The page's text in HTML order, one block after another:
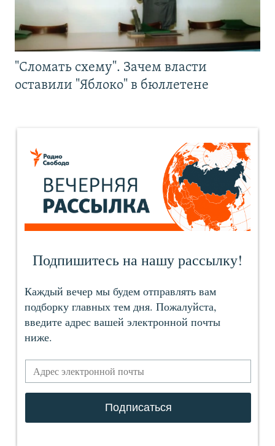
"Сломать схему". Зачем власти
оставили "Яблоко" в бюллетене